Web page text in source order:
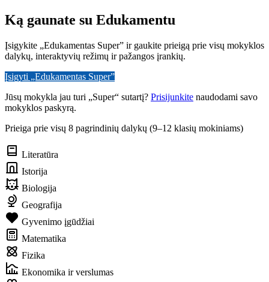
Ką gaunate su Edukamentu
Įsigykite „Edukamentas Super” ir gaukite prieigą prie visų mokyklos
dalykų, interaktyvių režimų ir pažangos įrankių.
Įsigyti „Edukamentas Super”
Jūsų mokykla jau turi „Super“ sutartį? Prisijunkite naudodami savo
mokyklos paskyrą.
Prieiga prie visų 8 pagrindinių dalykų (9–12 klasių mokiniams)
Literatūra
Istorija
Biologija
Geografija
Gyvenimo įgūdžiai
Matematika
Fizika
Ekonomika ir verslumas